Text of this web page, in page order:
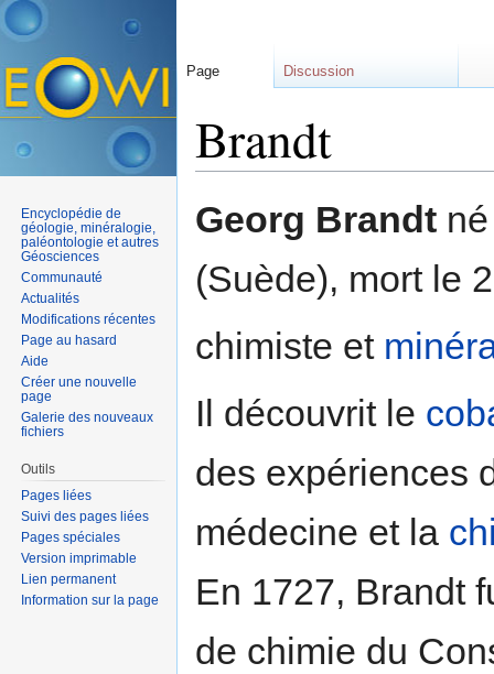
Brandt
Georg Brandt
(Suède), mort le
chimiste et
Il découvrit le
des expériences
médecine et la
En 1727, Brandt
de chimie du
Page Discussion
Encyclopédie de
géologie, minéralogie,
paléontologie et autres
Géosciences
Communauté
Actualités
Modifications récentes
Page au hasard
Aide
Créer une nouvelle
page
Galerie des nouveaux
fichiers
Outils
Pages liées
Suivi des pages liées
Pages spéciales
Version imprimable
Lien permanent
Information sur la page